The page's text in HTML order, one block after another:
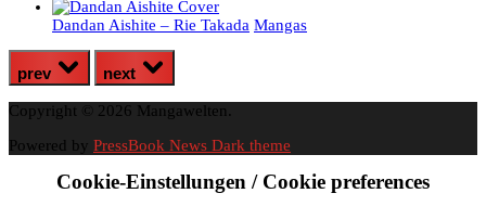
Dandan Aishite – Rie Takada Mangas
prev next
Copyright © 2026 Mangawelten.
Powered by PressBook News Dark theme
Cookie-Einstellungen / Cookie preferences